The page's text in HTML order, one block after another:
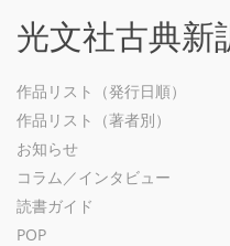
光文社古典新
作品リスト（発行日順）
作品リスト（著者別）
お知らせ
コラム／インタビュー
読書ガイド
POP